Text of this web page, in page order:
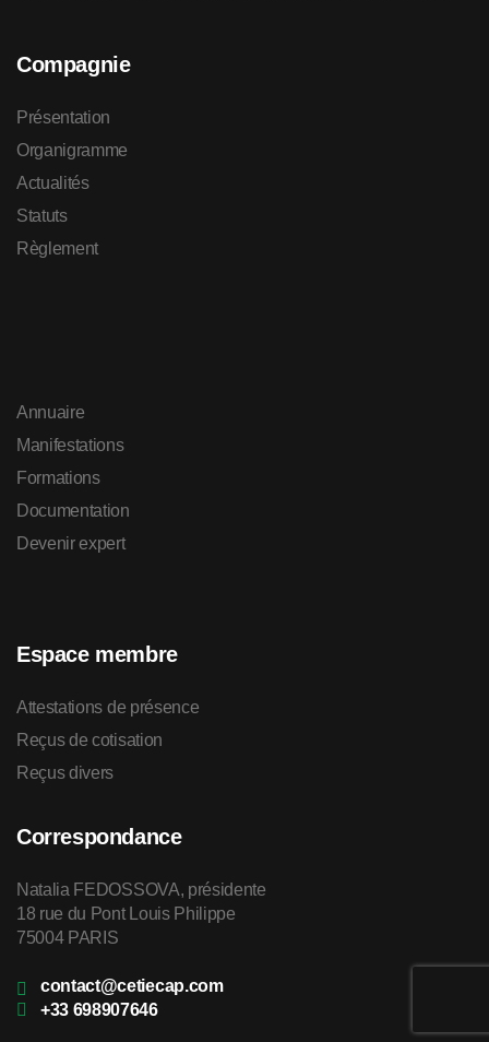
Compagnie
Présentation
Organigramme
Actualités
Statuts
Règlement
Annuaire
Manifestations
Formations
Documentation
Devenir expert
Espace membre
Attestations de présence
Reçus de cotisation
Reçus divers
Correspondance
Natalia FEDOSSOVA, présidente
18 rue du Pont Louis Philippe
75004 PARIS
contact@cetiecap.com
+33 698907646